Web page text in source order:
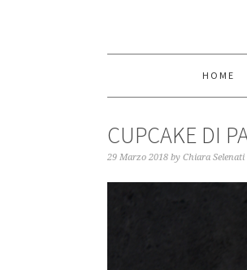
HOME
CUPCAKE DI
29 Marzo 2018 by Chiara Selenati